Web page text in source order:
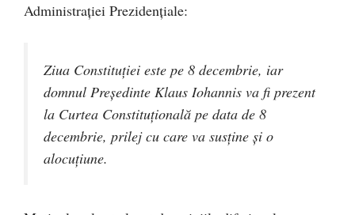
Administrației Prezidențiale:
Ziua Constituției este pe 8 decembrie, iar
domnul Președinte Klaus Iohannis va fi prezent
la Curtea Constituțională pe data de 8
decembrie, prilej cu care va susține și o
alocuțiune.